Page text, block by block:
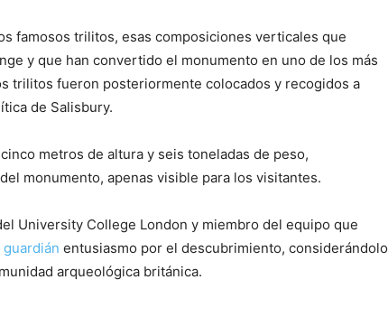
famosos trilitos, esas composiciones verticales que
y que han convertido el monumento en uno de los más
trilitos fueron posteriormente colocados y recogidos a
de Salisbury.
metros de altura y seis toneladas de peso,
monumento, apenas visible para los visitantes.
University College London y miembro del equipo que
guardián entusiasmo por el descubrimiento, considerándolo
arqueológica británica.